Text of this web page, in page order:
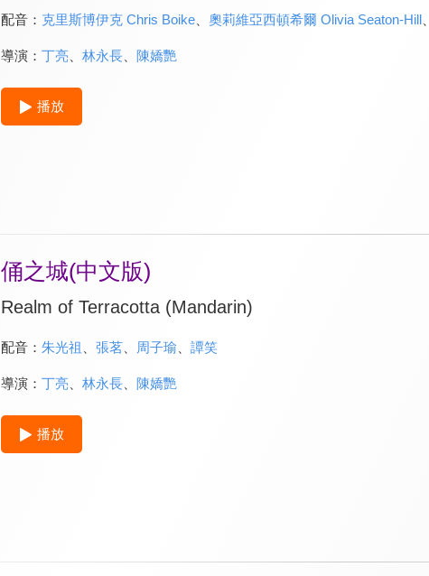
配音： 克里斯博伊克 Chris Boike、 奧莉維亞西頓希爾 Olivia Seaton-Hill、
導演： 丁亮、 林永長、 陳嬌艷
播放
俑之城(中文版)
Realm of Terracotta (Mandarin)
配音： 朱光祖 張茗、 周子瑜 譚笑
導演： 丁亮、 林永長、 陳嬌艷
播放